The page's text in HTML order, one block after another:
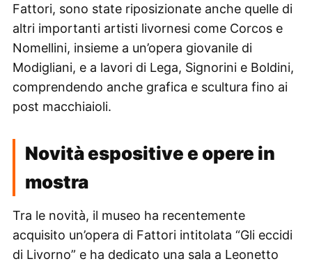
Fattori, sono state riposizionate anche quelle di
altri importanti artisti livornesi come Corcos e
Nomellini, insieme a un’opera giovanile di
Modigliani, e a lavori di Lega, Signorini e Boldini,
comprendendo anche grafica e scultura fino ai
post macchiaioli.
Novità espositive e opere in
mostra
Tra le novità, il museo ha recentemente
acquisito un’opera di Fattori intitolata “Gli eccidi
di Livorno” e ha dedicato una sala a Leonetto